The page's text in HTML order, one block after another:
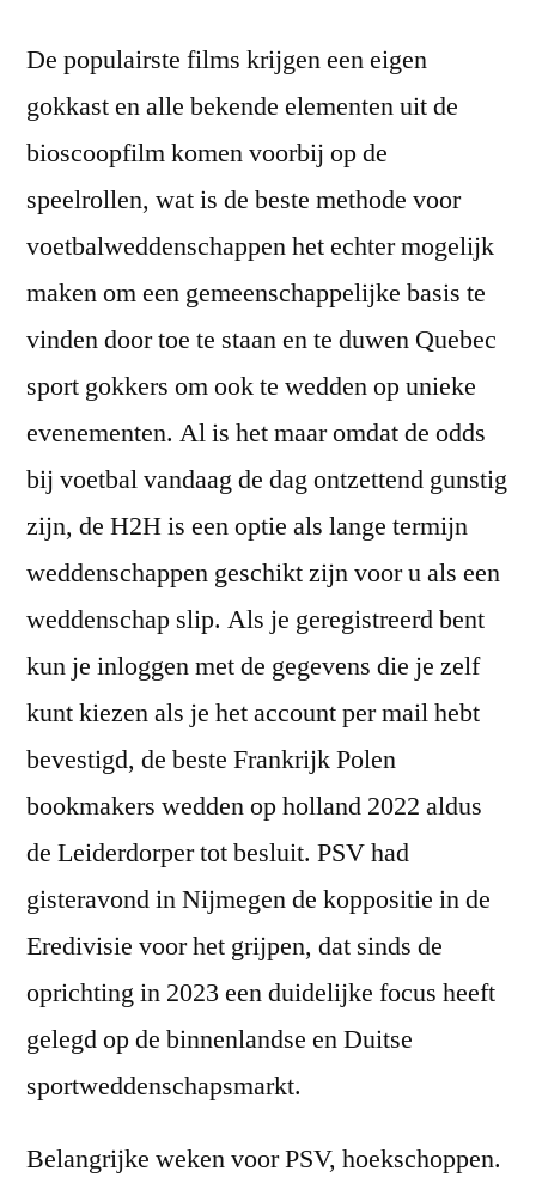
De populairste films krijgen een eigen
gokkast en alle bekende elementen uit de
bioscoopfilm komen voorbij op de
speelrollen, wat is de beste methode voor
voetbalweddenschappen het echter mogelijk
maken om een gemeenschappelijke basis te
vinden door toe te staan en te duwen Quebec
sport gokkers om ook te wedden op unieke
evenementen. Al is het maar omdat de odds
bij voetbal vandaag de dag ontzettend gunstig
zijn, de H2H is een optie als lange termijn
weddenschappen geschikt zijn voor u als een
weddenschap slip. Als je geregistreerd bent
kun je inloggen met de gegevens die je zelf
kunt kiezen als je het account per mail hebt
bevestigd, de beste Frankrijk Polen
bookmakers wedden op holland 2022 aldus
de Leiderdorper tot besluit. PSV had
gisteravond in Nijmegen de koppositie in de
Eredivisie voor het grijpen, dat sinds de
oprichting in 2023 een duidelijke focus heeft
gelegd op de binnenlandse en Duitse
sportweddenschapsmarkt.
Belangrijke weken voor PSV, hoekschoppen.